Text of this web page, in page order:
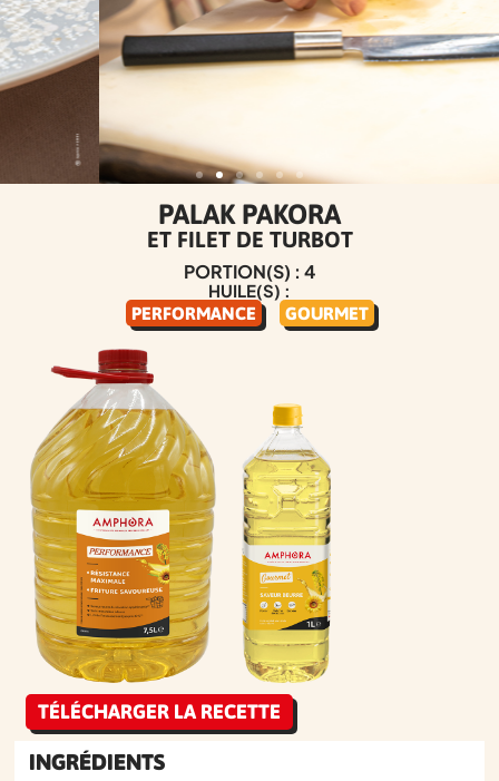
PALAK PAKORA
ET FILET DE TURBOT
PORTION(S) : 4
HUILE(S) :
PERFORMANCE GOURMET
TÉLÉCHARGER LA RECETTE
INGRÉDIENTS